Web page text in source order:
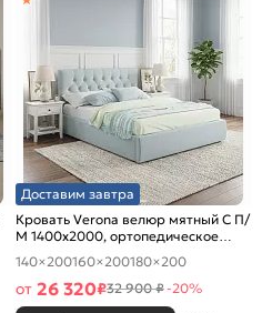
Доставим завтра
Кровать Verona велюр мятный С П/
М 1400x2000, ортопедическое
основание, изголовье мягкое
140×200160×200180×200
от 26 320₽32 900 ₽-20%